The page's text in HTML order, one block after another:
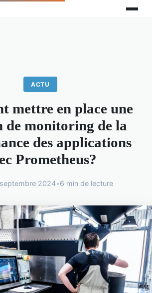
ACTU
mettre en place une
de monitoring de la
des applications
Prometheus?
2024•6 min de lecture